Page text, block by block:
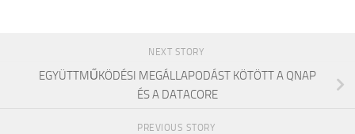
NEXT STORY
EGYÜTTMŰKÖDÉSI MEGÁLLAPODÁST KÖTÖTT A QNAP
ÉS A DATACORE
PREVIOUS STORY